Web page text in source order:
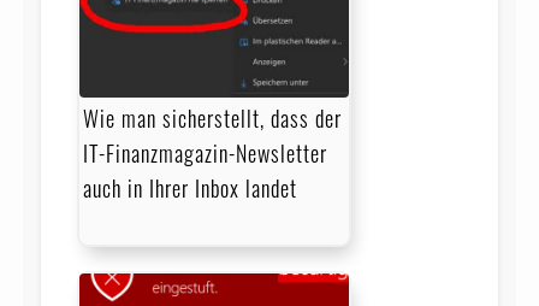
Wie man sicherstellt, dass der
IT-Finanzmagazin-Newsletter
auch in Ihrer Inbox landet